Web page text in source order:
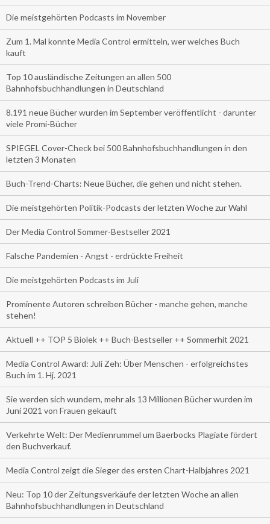
Die meistgehörten Podcasts im November
Zum 1. Mal konnte Media Control ermitteln, wer welches Buch
kauft
Top 10 ausländische Zeitungen an allen 500
Bahnhofsbuchhandlungen in Deutschland
8.191 neue Bücher wurden im September veröffentlicht - darunter
viele Promi-Bücher
SPIEGEL Cover-Check bei 500 Bahnhofsbuchhandlungen in den
letzten 3 Monaten
Buch-Trend-Charts: Neue Bücher, die gehen und nicht stehen.
Die meistgehörten Politik-Podcasts der letzten Woche zur Wahl
Der Media Control Sommer-Bestseller 2021
Falsche Pandemien - Angst - erdrückte Freiheit
Die meistgehörten Podcasts im Juli
Prominente Autoren schreiben Bücher - manche gehen, manche
stehen!
Aktuell ++ TOP 5 Biolek ++ Buch-Bestseller ++ Sommerhit 2021
Media Control Award: Juli Zeh: Über Menschen - erfolgreichstes
Buch im 1. Hj. 2021
Sie werden sich wundern, mehr als 13 Millionen Bücher wurden im
Juni 2021 von Frauen gekauft
Verkehrte Welt: Der Medienrummel um Baerbocks Plagiate fördert
den Buchverkauf.
Media Control zeigt die Sieger des ersten Chart-Halbjahres 2021
Neu: Top 10 der Zeitungsverkäufe der letzten Woche an allen
Bahnhofsbuchhandlungen in Deutschland